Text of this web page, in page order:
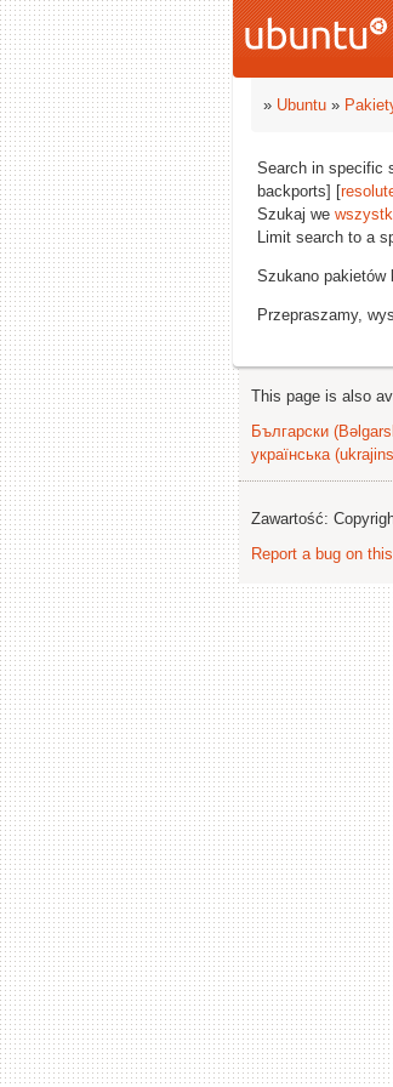
» Ubuntu »
Search in specific
backports] [
Szukaj we
Limit search to a
Szukano pakietów
Przepraszamy,
This page is also
Български
українська
Zawartość:
Report a bug on